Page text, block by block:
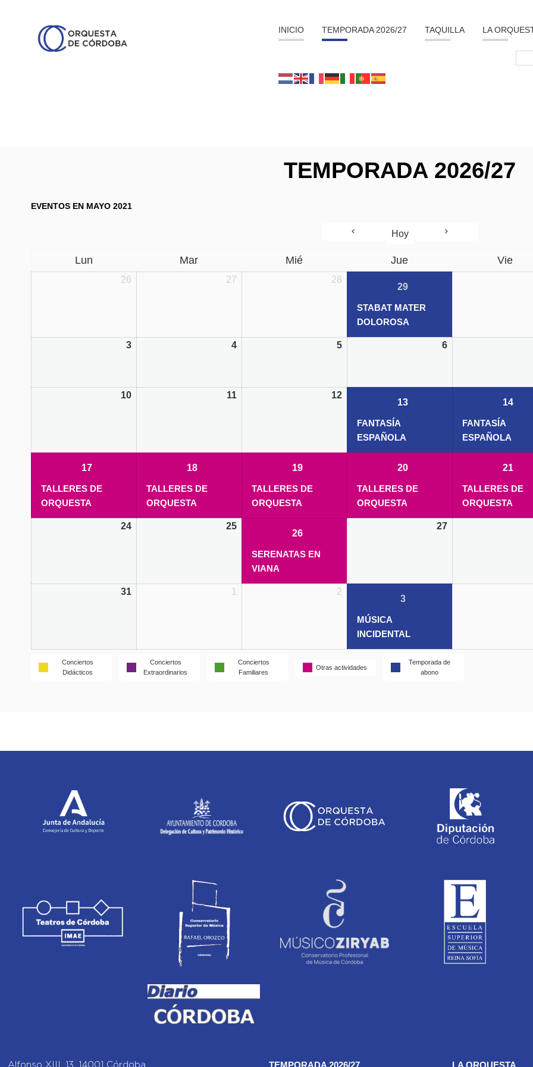
INICIO TEMPORADA 2026/27 TAQUILLA LA
TEMPORADA 2026/27
EVENTOS EN MAYO 2021
Hoy
Lun Mar Mié Jue Vie
26 27 28
29
STABAT MATER
DOLOROSA
3 4 5 6
10 11 12
13
FANTASÍA
ESPAÑOLA
14
FANTASÍA
ESPAÑOLA
17
TALLERES DE
ORQUESTA
18
TALLERES DE
ORQUESTA
19
TALLERES DE
ORQUESTA
20
TALLERES DE
ORQUESTA
21
TALLERES DE
ORQUESTA
24 25
26
SERENATAS EN
VIANA
27
31 1 2
3
MÚSICA
INCIDENTAL
Conciertos
Didácticos
Conciertos
Extraordinarios
Conciertos
Familiares
Otras actividades
Temporada de
abono
Alfonso XIII, 13, 14001 Córdoba TEMPORADA 2026/27 LA ORQUESTA